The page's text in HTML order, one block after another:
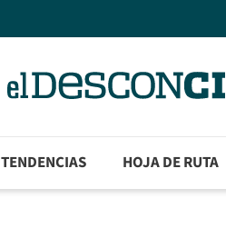
TENDENCIAS HOJA DE RUTA